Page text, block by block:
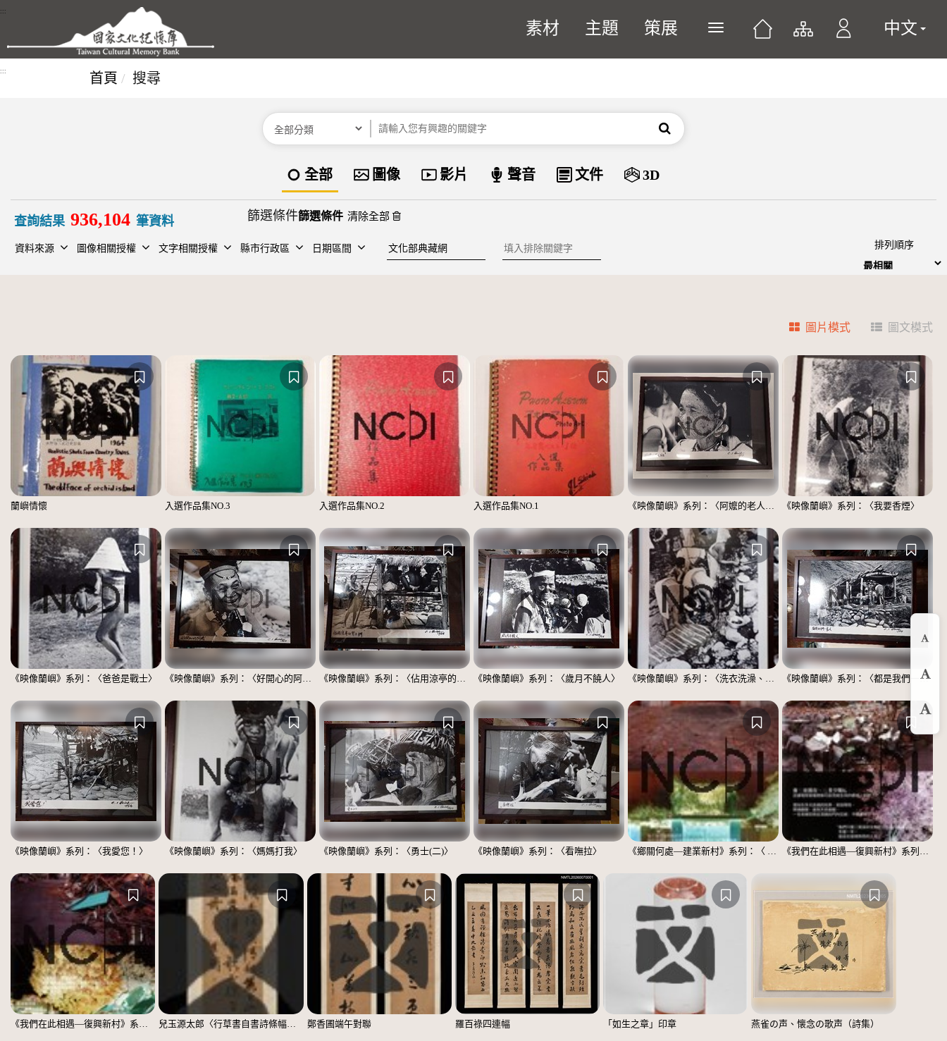
跳到主要內容區塊
:::
素材 主題 策展 展開或關閉主選單 中文
::: 首頁 搜尋
分類 關鍵字 搜尋
資料類型
全部 圖像 影片 聲音 文件 3D
查詢結果 936,104 筆資料 篩選條件 清除全部
資料來源 圖像相關授權 文字相關授權 縣市行政區 日期區間 建檔單位 排除關鍵字 排列順序
圖片模式 圖文模式
蘭嶼情懷 入選作品集NO.3 入選作品集NO.2 入選作品集NO.1 《映像蘭嶼》系列：〈阿嬤的老人斑〉 《映像蘭嶼》系列：〈我要香煙〉
《映像蘭嶼》系列：〈爸爸是戰士〉 《映像蘭嶼》系列：〈好開心的阿嬤〉 《映像蘭嶼》系列：〈佔用涼亭的男士們〉 《映像蘭嶼》系列：〈歲月不饒人〉 《映像蘭嶼》系列：〈洗衣洗澡、都在這裡〉 《映像蘭嶼》系列：〈都是我們一家人〉
《映像蘭嶼》系列：〈我愛您！〉 《映像蘭嶼》系列：〈媽媽打我〉 《映像蘭嶼》系列：〈勇士(二)〉 《映像蘭嶼》系列：〈看嘸拉〉 《鄉關何處—建業新村》系列：〈 邱敬賢04〉 《我們在此相遇—復興新村》系列：〈殘響04〉
《我們在此相遇—復興新村》系列：〈殘響03〉 兒玉源太郎〈行草書自書詩條幅〉（印本） 鄭香圃端午對聯 羅百祿四連幅 「如生之章」印章 燕雀の声、懐念の歌声（詩集）
放